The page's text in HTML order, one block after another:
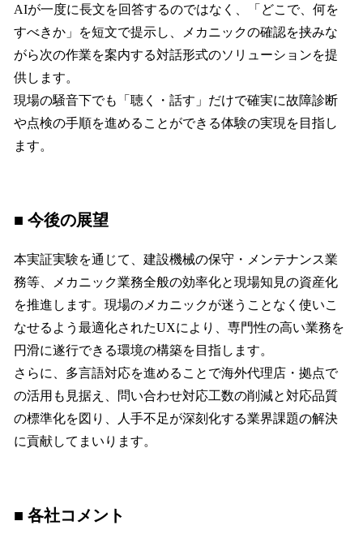
AIが一度に長文を回答するのではなく、「どこで、何を
すべきか」を短文で提示し、メカニックの確認を挟みな
がら次の作業を案内する対話形式のソリューションを提
供します。
現場の騒音下でも「聴く・話す」だけで確実に故障診断
や点検の手順を進めることができる体験の実現を目指し
ます。
■ 今後の展望
本実証実験を通じて、建設機械の保守・メンテナンス業
務等、メカニック業務全般の効率化と現場知見の資産化
を推進します。現場のメカニックが迷うことなく使いこ
なせるよう最適化されたUXにより、専門性の高い業務を
円滑に遂行できる環境の構築を目指します。
さらに、多言語対応を進めることで海外代理店・拠点で
の活用も見据え、問い合わせ対応工数の削減と対応品質
の標準化を図り、人手不足が深刻化する業界課題の解決
に貢献してまいります。
■ 各社コメント